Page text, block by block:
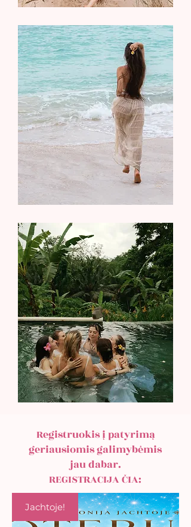
Registruokis į patyrimą
geriausiomis galimybėmis
jau dabar.
REGISTRACIJA ČIA:
Jachtoje!